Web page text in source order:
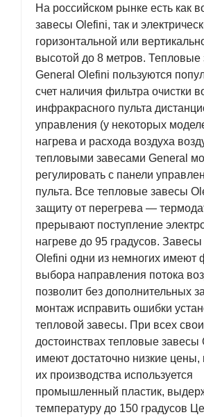
На российском рынке есть как
завесы Olefini, так и
горизонтальной или
высотой до 8 метров. Тепловые
General Olefini пользуются
счет наличия фильтра очистки
инфракрасного пульта
управления (у некоторых
нагрева и расхода воздуха
тепловыми завесами General
регулировать с панели
пульта. Все тепловые завесы
защиту от перегрева —
прерывают поступление
нагреве до 95 градусов. Завесы
Olefini одни из немногих имеют
выбора направления потока
позволит без дополнительных
монтаж исправить ошибки
тепловой завесы. При всех
достоинствах тепловые завесы
имеют достаточно низкие цены,
их производства используется
промышленный пластик,
температуру до 150 градусов